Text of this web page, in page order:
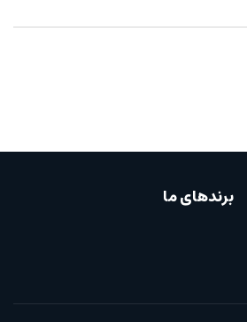
برندهای ما